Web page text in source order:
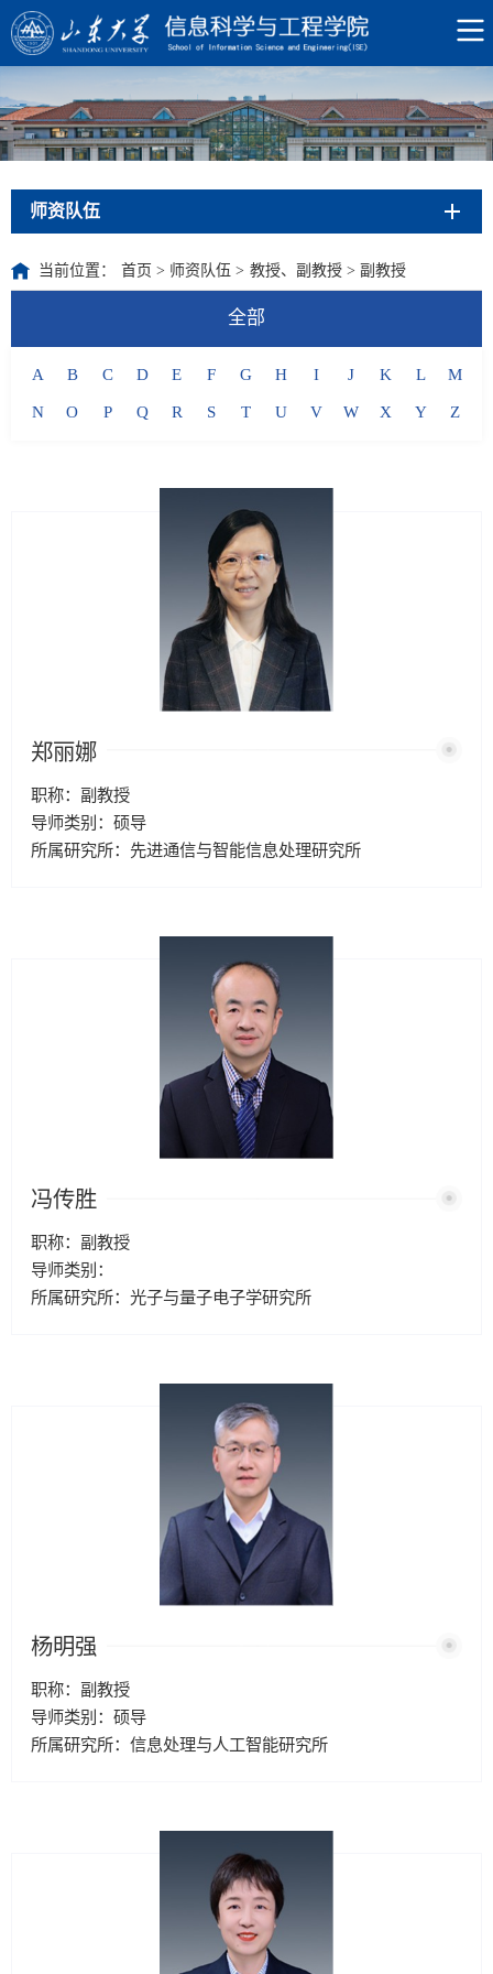
师资队伍
当前位置： 首页 > 师资队伍 > 教授、副教授 > 副教授
全部
A B C D E F G H I J K L
M
N
O P Q R S T U V W X Y Z
郑丽娜
职称：副教授
导师类别：硕导
所属研究所：先进通信与智能信息处理研究所
冯传胜
职称：副教授
导师类别：
所属研究所：光子与量子电子学研究所
杨明强
职称：副教授
导师类别：硕导
所属研究所：信息处理与人工智能研究所